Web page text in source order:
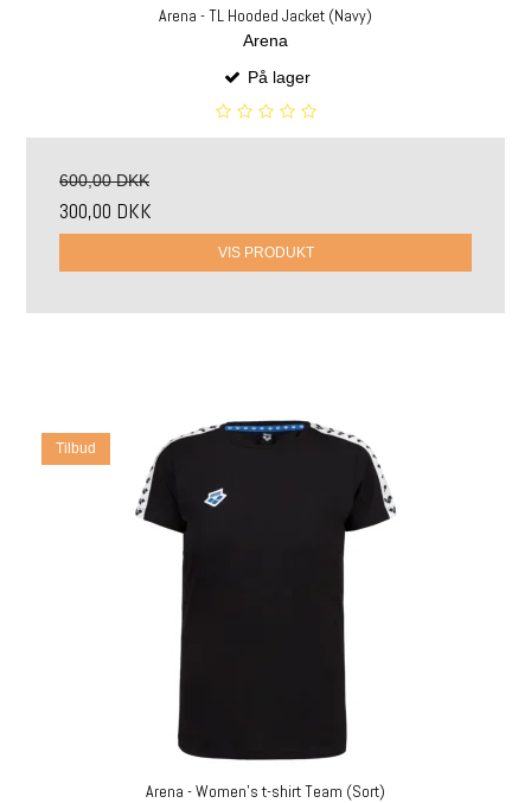
Arena - TL Hooded Jacket (Navy)
Arena
På lager
600,00 DKK
300,00 DKK
VIS PRODUKT
Tilbud
Arena - Women's t-shirt Team (Sort)